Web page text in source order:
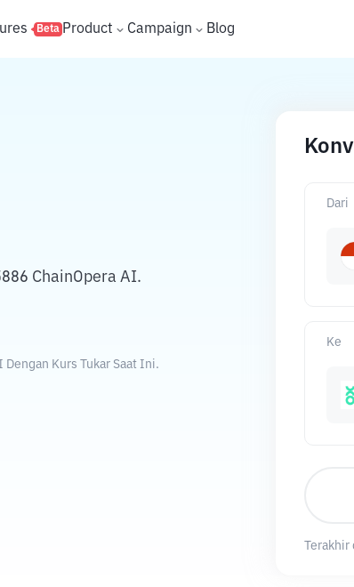
Beta Product Campaign Blog
ChainOpera AI.
Kurs Tukar Saat Ini.
Ke
Dari